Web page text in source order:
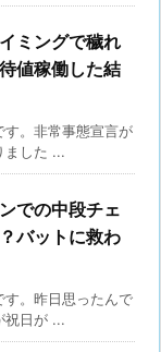
ミングで穢れ
値稼働した結
す。非常事態宣言が
ました ...
での中段チェ
バットに救わ
す。昨日思ったんで
祝日が ...